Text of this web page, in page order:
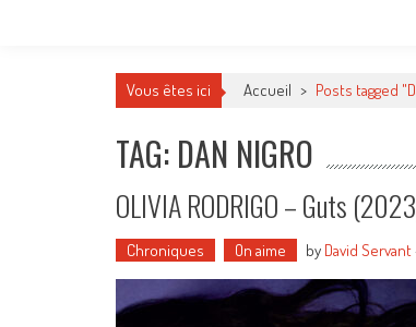
Vous êtes ici Accueil > Posts tagged
TAG: DAN NIGRO
OLIVIA RODRIGO – Guts
Chroniques On aime by David Servant